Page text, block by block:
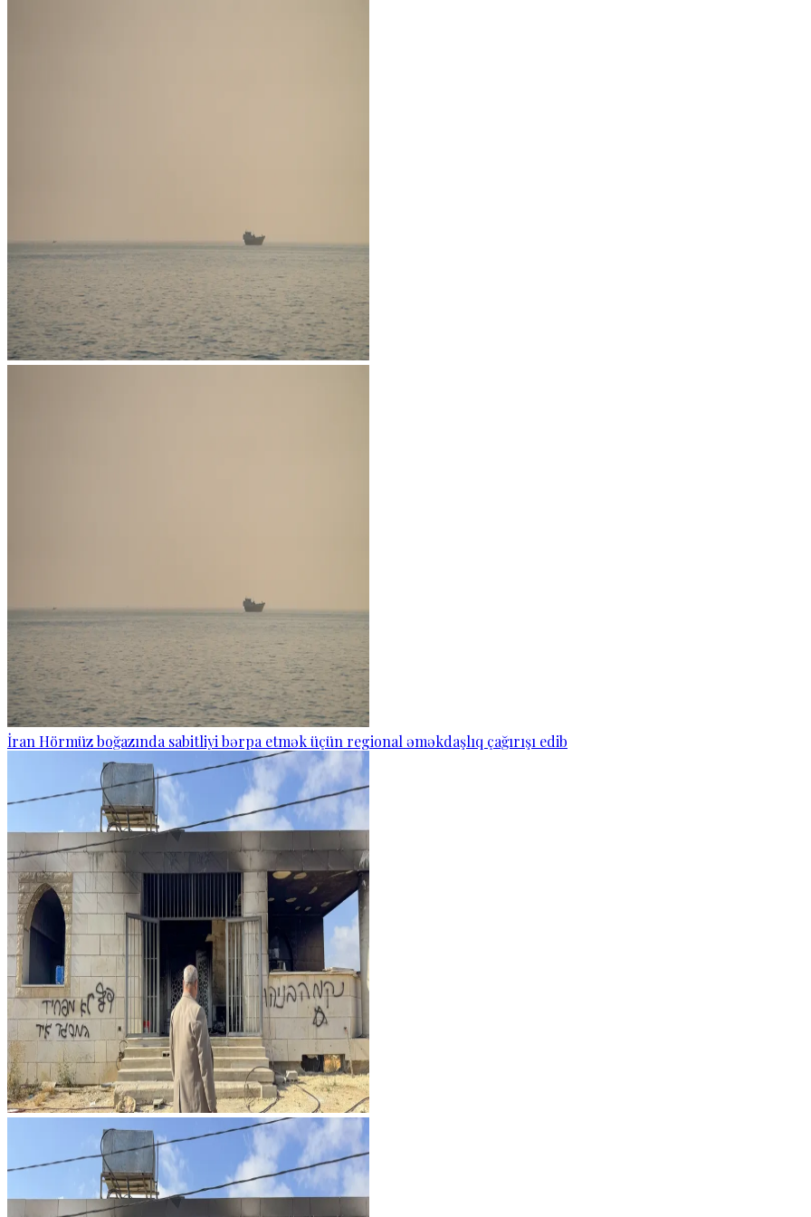
İran Hörmüz boğazında sabitliyi bərpa etmək üçün regional əməkdaşlıq çağırışı edib